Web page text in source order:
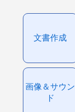
文書作成
画像＆サウン
ド